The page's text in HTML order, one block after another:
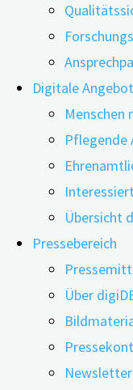
Digitale
Menschen
Pflegende
Übersicht
Pressebereich
Über
Newsletter
Blut-Biomarker-
Inwiefern werden
Früherkennung
wahrgenommen?
Menschen damit
amerikanischen
publiziert wurde,
Erkenntnisse
Wie vertraut US-
zwischen 65 und
von Demenz sind
gemacht haben,
Studie untersucht.
öffentliche